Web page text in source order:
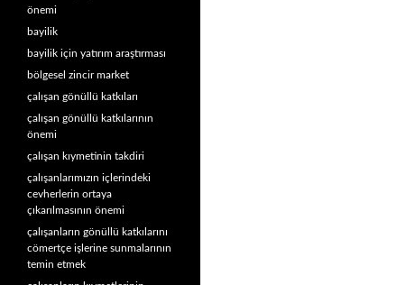
önemi
bayilik
bayilik için yatırım araştırması
bölgesel zincir market
çalışan gönüllü katkıları
çalışan gönüllü katkılarının
önemi
çalışan kıymetinin takdiri
çalışanlarımızın içlerindeki
cevherlerin ortaya
çıkarılmasının önemi
çalışanların gönüllü katkılarını
cömertçe işlerine sunmalarının
temin etmek